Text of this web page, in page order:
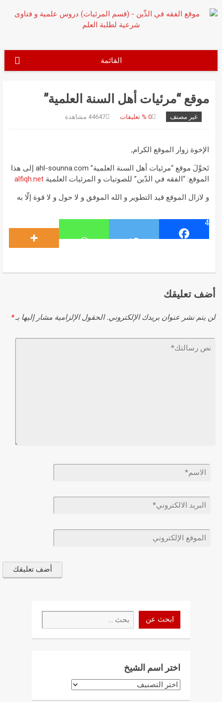
إلى
القائمة
موقع “مرئيات أهل السنة العلمية”
غير مصنف 0 % تعليقات 44647 مشاهدة
الإخوة زوار الموقع الكرام,
تَحوَّلَ موقع “مرئيات أهل السنة العلمية” ahl-sounna.com إلى هذا
الموقع: “الفقه في الدّين” للصوتيات و المرئيات العلميةalfiqh.net
و لازال الموقع قيد التطوير و الله الموفق و لا حول و لا قوة إلّا به
4
أضف تعليقك
لن يتم نشر عنوان بريدك الإلكتروني. الحقول الإلزامية مشار إليها بـ*
ابحث
عن
ابحث عن
اختر اسم الشيخ
اختر